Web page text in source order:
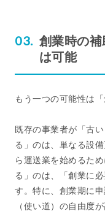
創業時の
は可能
もう一つの可能性は「
既存の事業者が「古
る」のは、単なる設
ら運送業を始めるた
る」のは、「創業に
す。特に、創業期に
（使い道）の自由度